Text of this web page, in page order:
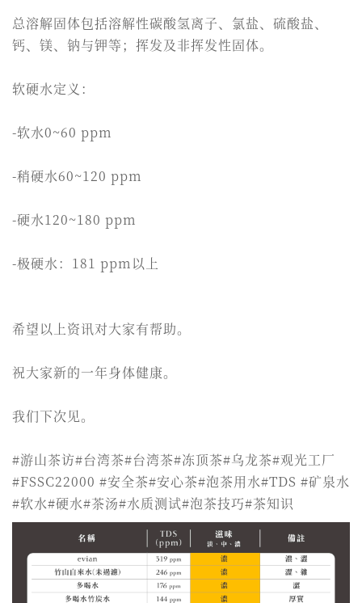
总溶解固体包括溶解性碳酸氢离子、氯盐、硫酸盐、
钙、镁、钠与钾等；挥发及非挥发性固体。
软硬水定义：
-软水0~60 ppm
-稍硬水60~120 ppm
-硬水120~180 ppm
-极硬水：181 ppm以上
希望以上资讯对大家有帮助。
祝大家新的一年身体健康。
我们下次见。
#游山茶访#台湾茶#台湾茶#冻顶茶#乌龙茶#观光工厂
#FSSC22000 #安全茶#安心茶#泡茶用水#TDS #矿泉水
#软水#硬水#茶汤#水质测试#泡茶技巧#茶知识